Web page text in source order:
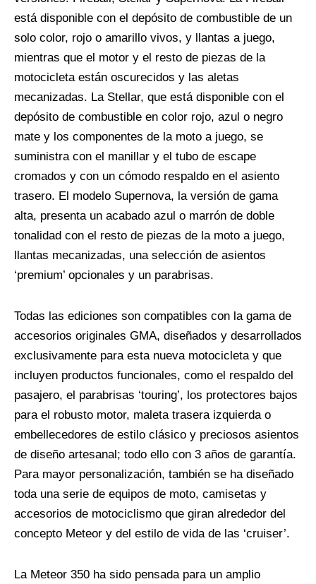
está disponible con el depósito de combustible de un
solo color, rojo o amarillo vivos, y llantas a juego,
mientras que el motor y el resto de piezas de la
motocicleta están oscurecidos y las aletas
mecanizadas. La Stellar, que está disponible con el
depósito de combustible en color rojo, azul o negro
mate y los componentes de la moto a juego, se
suministra con el manillar y el tubo de escape
cromados y con un cómodo respaldo en el asiento
trasero. El modelo Supernova, la versión de gama
alta, presenta un acabado azul o marrón de doble
tonalidad con el resto de piezas de la moto a juego,
llantas mecanizadas, una selección de asientos
‘premium’ opcionales y un parabrisas.
Todas las ediciones son compatibles con la gama de
accesorios originales GMA, diseñados y desarrollados
exclusivamente para esta nueva motocicleta y que
incluyen productos funcionales, como el respaldo del
pasajero, el parabrisas ‘touring’, los protectores bajos
para el robusto motor, maleta trasera izquierda o
embellecedores de estilo clásico y preciosos asientos
de diseño artesanal; todo ello con 3 años de garantía.
Para mayor personalización, también se ha diseñado
toda una serie de equipos de moto, camisetas y
accesorios de motociclismo que giran alrededor del
concepto Meteor y del estilo de vida de las ‘cruiser’.
La Meteor 350 ha sido pensada para un amplio